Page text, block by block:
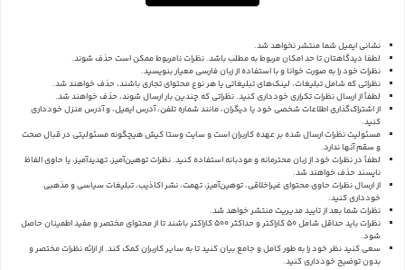
نشانی ایمیل شما منتشر نخواهد شد.
لطفا دیدگاهتان تا حد امکان مربوط به مطلب باشد. نظرات نامربوط ممکن است حذف شوند.
نظرات خود را به صورت خوانا و با استفاده از زبان فارسی معیار بنویسید.
نظراتی که شامل تبلیغات، لینک‌های تبلیغاتی یا هر نوع محتوای تجاری باشند، حذف خواهند شد.
لطفاً از ارسال نظرات تکراری خودداری کنید. نظراتی که چندین بار ارسال شوند، حذف خواهند شد.
از اشتراک‌گذاری اطلاعات شخصی خود یا دیگران، مانند شماره تلفن، آدرس ایمیل، و آدرس منزل خودداری
کنید.
مسئولیت نظرات ارسال شده بر عهده کاربران است و سایت وستا کیش هیچگونه مسئولیتی در قبال صحت
و سقم آنها ندارد.
لطفاً در نظرات خود از زبان محترمانه و مودبانه استفاده کنید. نظرات توهین‌آمیز، تهدیدآمیز، یا حاوی الفاظ
ناپسند حذف خواهند شد.
از ارسال نظرات حاوی محتوای غیراخلاقی، توهین‌آمیز، تهمت، نشر اکاذیب، تبلیغات سیاسی و مذهبی
خودداری کنید.
نظرات شما بعد از تایید مدیریت منتشر خواهد شد.
نظرات باید حداقل شامل 50 کاراکتر و حداکثر 500 کاراکتر باشند تا از محتوای مختصر و مفید اطمینان حاصل
شود.
سعی کنید نظر خود را به طور کامل و جامع بیان کنید تا به سایر کاربران کمک کند.از ارائه نظرات مختصر و
بدون توضیح خودداری کنید.